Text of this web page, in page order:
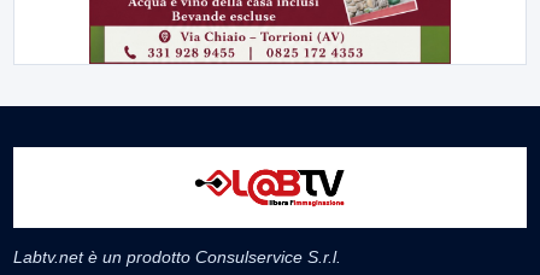
Labtv.net è un prodotto Consulservice S.r.l.